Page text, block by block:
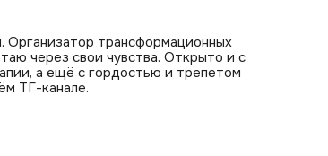
трансформационных
через свои чувства. Открыто и с
а ещё с гордостью и трепетом
ТГ-канале.